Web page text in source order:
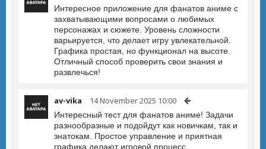
Интересное приложение для фанатов аниме с
захватывающими вопросами о любимых
персонажах и сюжете. Уровень сложности
варьируется, что делает игру увлекательной.
Графика простая, но функционал на высоте.
Отличный способ проверить свои знания и
развлечься!
av-vika 14 November 2025 10:00
Интересный тест для фанатов аниме! Задачи
разнообразные и подойдут как новичкам, так и
знатокам. Простое управление и приятная
графика делают игровой процесс